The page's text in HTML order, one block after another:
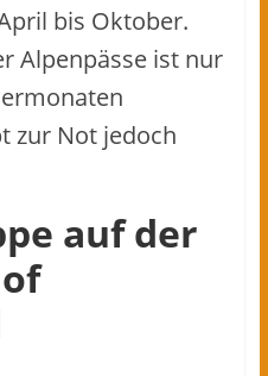
bis Oktober.
Alpenpässe ist nur
zur Not jedoch
auf der